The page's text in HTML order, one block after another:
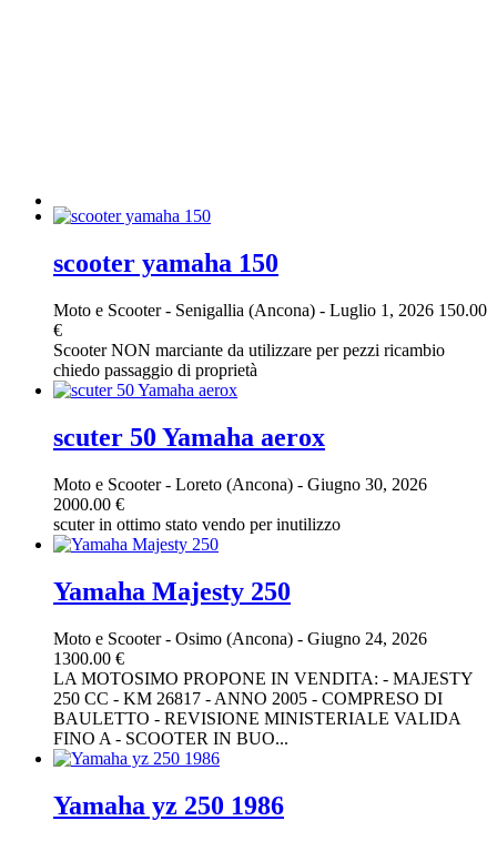
scooter yamaha 150
Moto e Scooter- Senigallia (Ancona) - Luglio 1, 2026 150.00
€
Scooter NON marciante da utilizzare per pezzi ricambio
chiedo passaggio di proprietà
scuter 50 Yamaha aerox
Moto e Scooter- Loreto (Ancona) - Giugno 30, 2026
2000.00 €
scuter in ottimo stato vendo per inutilizzo
Yamaha Majesty 250
Moto e Scooter- Osimo (Ancona) - Giugno 24, 2026
1300.00 €
LA MOTOSIMO PROPONE IN VENDITA: - MAJESTY
250 CC - KM 26817 - ANNO 2005 - COMPRESO DI
BAULETTO - REVISIONE MINISTERIALE VALIDA
FINO A - SCOOTER IN BUO...
Yamaha yz 250 1986